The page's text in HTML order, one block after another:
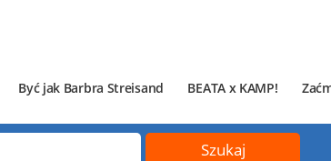
Być jak Barbra Streisand BEATA x KAMP!